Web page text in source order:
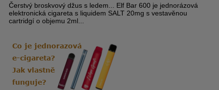
Čerstvý broskvový džus s ledem... Elf Bar 600 je jednorázová
elektronická cigareta s liquidem SALT 20mg s vestavěnou
cartridgí o objemu 2ml...